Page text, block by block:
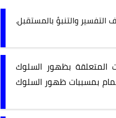
والتنبؤ بالمستقبل.
بظهور السلوك
بمسببات ظهور السلوك